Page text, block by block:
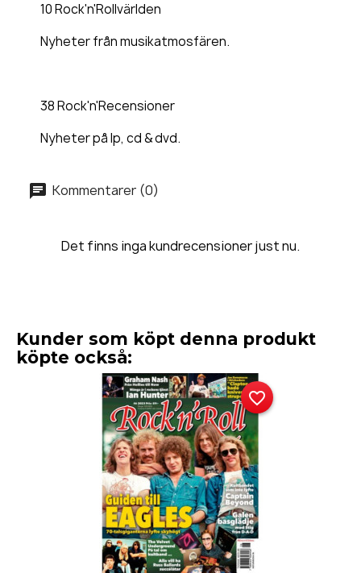
10 Rock'n'Rollvärlden
Nyheter från musikatmosfären.
38 Rock'n'Recensioner
Nyheter på lp, cd & dvd.
Kommentarer (0)
Det finns inga kundrecensioner just nu.
Kunder som köpt denna produkt
köpte också:
favorite_border